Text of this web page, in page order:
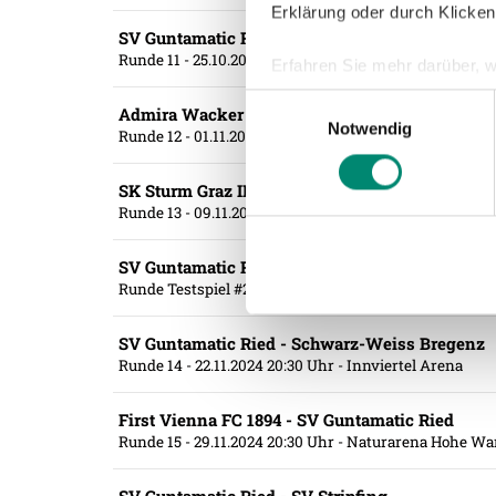
Erklärung oder durch
Erfahren Sie mehr darüber,
Einzelheitenfest.
Wir verwenden Cookies,
und die Zugriffe auf unsere
Notwendig
SV Guntamatic Ried - KSV 1919
Runde 11 - 25.10.2024 18:00 Uhr - Innviertel Arena
Admira Wacker - SV Guntamatic Ried
Runde 12 - 01.11.2024 20:30 Uhr- DATENPOL ARENA
SK Sturm Graz II - SV Guntamatic Ried
Runde 13 - 09.11.2024 20:00 Uhr- Solarstadion
SV Guntamatic Ried vs. SV Horn
Runde Testspiel #2
SV Guntamatic Ried - Schwarz-Weiss Bregenz
Runde 14 - 22.11.2024 20:30 Uhr - Innviertel Arena
First Vienna FC 1894 - SV Guntamatic Ried
Runde 15 - 29.11.2024 20:30 Uhr - Naturarena Hohe